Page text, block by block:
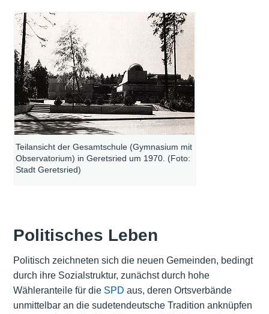
Teilansicht der Gesamtschule (Gymnasium mit
Observatorium) in Geretsried um 1970. (Foto:
Stadt Geretsried)
Politisches Leben
Politisch zeichneten sich die neuen Gemeinden, bedingt
durch ihre Sozialstruktur, zunächst durch hohe
Wähleranteile für die SPD aus, deren Ortsverbände
unmittelbar an die sudetendeutsche Tradition anknüpfen